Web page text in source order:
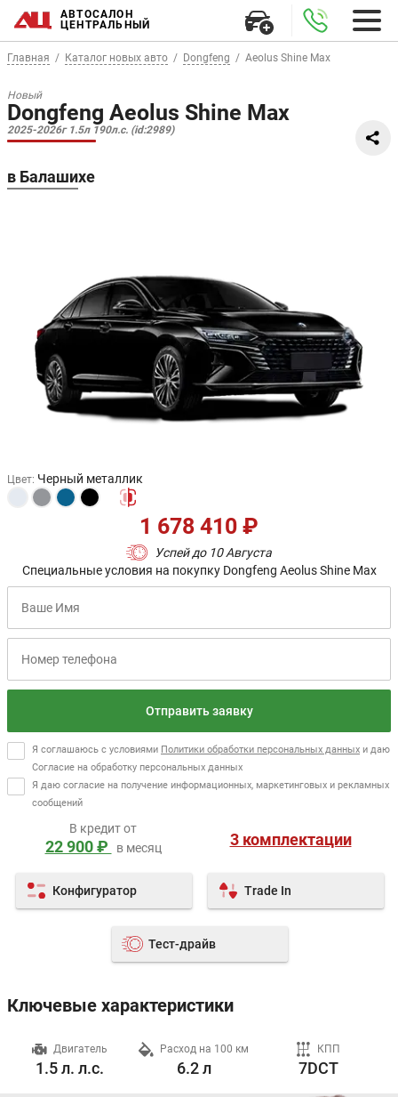
АВТОСАЛОН
ЦЕНТРАЛЬНЫЙ
Главная Каталог новых авто Dongfeng Aeolus Shine Max
Новый
Dongfeng Aeolus Shine Max
2025-2026г 1.5л 190л.с. (id:2989)
в Балашихе
Цвет: Черный металлик
Успей до 10 Августа
1 678 410 ₽
Специальные условия на покупку Dongfeng Aeolus Shine Max
Отправить заявку
Я соглашаюсь с условиями Политики обработки персональных данных и даю
Согласие на обработку персональных данных
Я даю согласие на получение информационных, маркетинговых и рекламных
сообщений
3 комплектации
Конфигуратор Trade In
Тест-драйв
В кредит от
22 900 ₽ в месяц
Ключевые характеристики
Двигатель
1.5 л. л.с.
Расход на 100 км
6.2 л
КПП
7DCT